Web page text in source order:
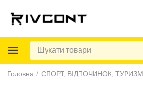
Головна / СПОРТ, ВІДПОЧИНОК, ТУРИЗМ